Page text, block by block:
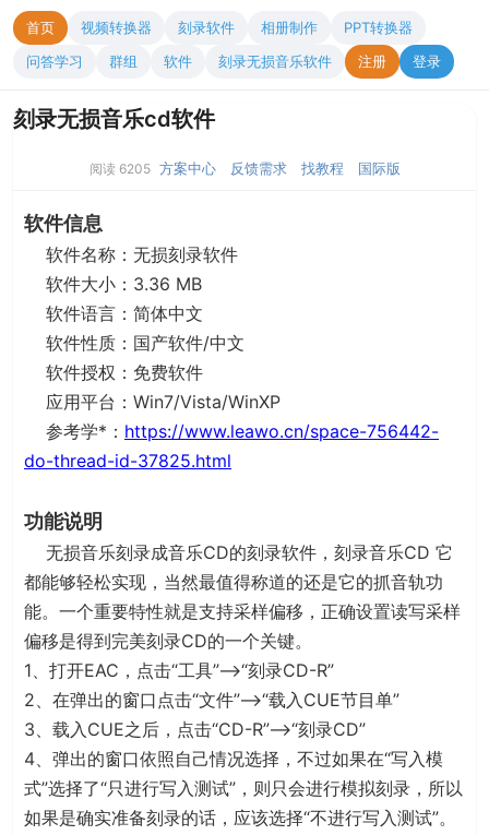
首页 视频转换器 刻录软件 相册制作
PPT转换器
问答学习
群组 软件 刻录无损音乐软件 注册 登录
刻录无损音乐cd软件
阅读 6205 方案中心 反馈需求 找教程 国际版
软件信息
软件名称：无损刻录软件
软件大小：3.36 MB
软件语言：简体中文
软件性质：国产软件/中文
软件授权：免费软件
应用平台：Win7/Vista/WinXP
参考学*： https://www.leawo.cn/space-756442-
do-thread-id-37825.html
功能说明
无损音乐刻录成音乐CD的刻录软件，刻录音乐CD 它
都能够轻松实现，当然最值得称道的还是它的抓音轨功
能。一个重要特性就是支持采样偏移，正确设置读写采样
偏移是得到完美刻录CD的一个关键。
1、打开EAC，点击“工具”–>“刻录CD-R”
2、在弹出的窗口点击“文件”–>“载入CUE节目单”
3、载入CUE之后，点击“CD-R”–>“刻录CD”
4、弹出的窗口依照自己情况选择，不过如果在“写入模
式”选择了“只进行写入测试”，则只会进行模拟刻录，所以
如果是确实准备刻录的话，应该选择“不进行写入测试”。